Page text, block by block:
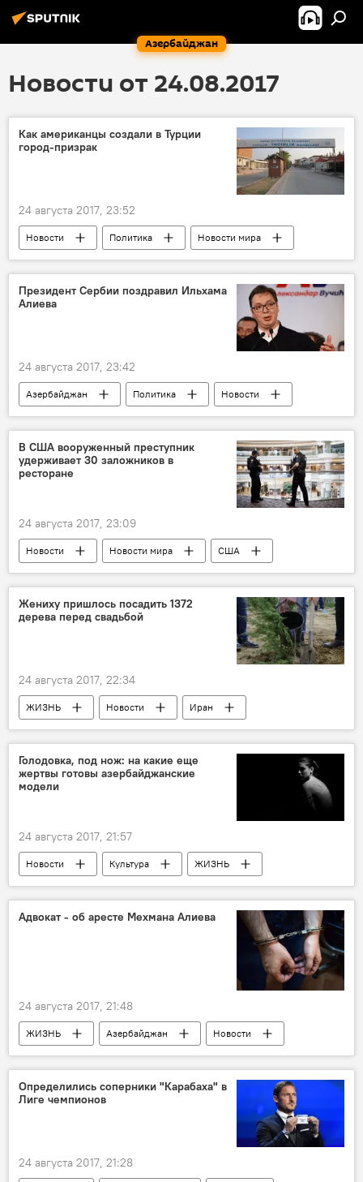
Азербайджан
Новости от 24.08.2017
Как американцы создали в Турции
город-призрак
24 августа 2017, 23:52
Новости Политика
Новости мира
Экономика
Турция
Сарычам
запустение
Президент Сербии поздравил Ильхама
Алиева
24 августа 2017, 23:42
Азербайджан Политика
Новости
Новости мира
Сербия
Александр Вучич
Ильхам Алиев
поздравление
сотрудничество
В США вооруженный преступник
удерживает 30 заложников в
ресторане
24 августа 2017, 23:09
Новости Новости мира
США
полиция
заложники Ресторан
Жениху пришлось посадить 1372
дерева перед свадьбой
24 августа 2017, 22:34
ЖИЗНЬ Новости
Иран
выкуп
Свадьба
Невеста
Голодовка, под нож: на какие еще
жертвы готовы азербайджанские
модели
24 августа 2017, 21:57
Новости Культура
ЖИЗНЬ
Азербайджан
Теграна Бахрузи
Рая Аббасова
Натали Соколевская
Адвокат - об аресте Мехмана Алиева
24 августа 2017, 21:48
ЖИЗНЬ Азербайджан
Новости
Мехман Алиев
Фуад Агаев
Проверка
Определились соперники "Карабаха" в
Лиге чемпионов
24 августа 2017, 21:28